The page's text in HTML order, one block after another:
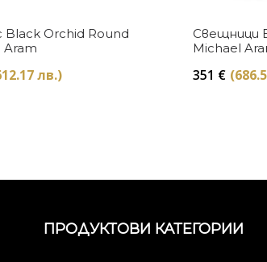
Купи
Black Orchid Round
Aram
лв.)
Свещници
Michael
351 €
ПРОДУКТОВИ КАТЕГОРИИ